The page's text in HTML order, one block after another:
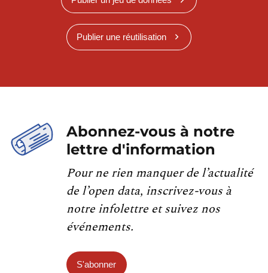
Publier une réutilisation
Abonnez-vous à notre
lettre d'information
Pour ne rien manquer de l’actualité
de l’open data, inscrivez-vous à
notre infolettre et suivez nos
événements.
S'abonner